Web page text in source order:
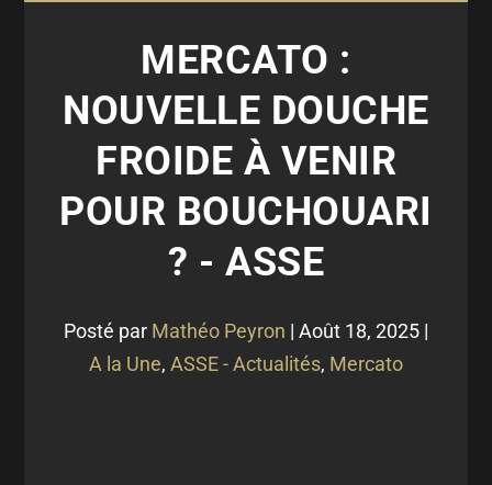
MERCATO :
NOUVELLE DOUCHE
FROIDE À VENIR
POUR BOUCHOUARI
? - ASSE
Posté par Mathéo Peyron | Août 18, 2025 |
A la Une, ASSE - Actualités, Mercato